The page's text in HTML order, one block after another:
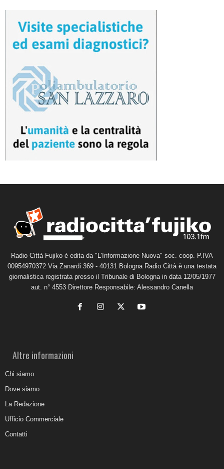
Radio Città Fujiko è edita da "L'Informazione Nuova" soc. coop. P.IVA
00954970372 Via Zanardi 369 - 40131 Bologna Radio Città è una testata
giornalistica registrata presso il Tribunale di Bologna in data 12/05/1977
aut. n° 4553 Direttore Responsabile: Alessandro Canella
Altre informazioni
Chi siamo
Dove siamo
La Redazione
Ufficio Commerciale
Contatti